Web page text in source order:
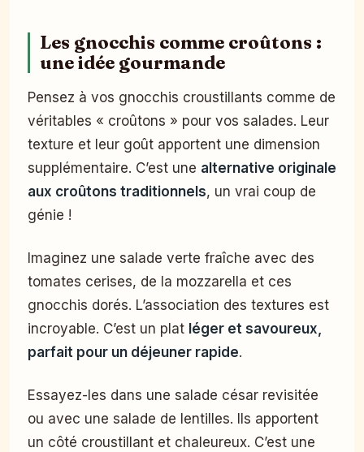
Les gnocchis comme croûtons :
une idée gourmande
Pensez à vos gnocchis croustillants comme de
véritables « croûtons » pour vos salades. Leur
texture et leur goût apportent une dimension
supplémentaire. C’est une alternative originale
aux croûtons traditionnels, un vrai coup de
génie !
Imaginez une salade verte fraîche avec des
tomates cerises, de la mozzarella et ces
gnocchis dorés. L’association des textures est
incroyable. C’est un plat léger et savoureux,
parfait pour un déjeuner rapide.
Essayez-les dans une salade césar revisitée
ou avec une salade de lentilles. Ils apportent
un côté croustillant et chaleureux. C’est une